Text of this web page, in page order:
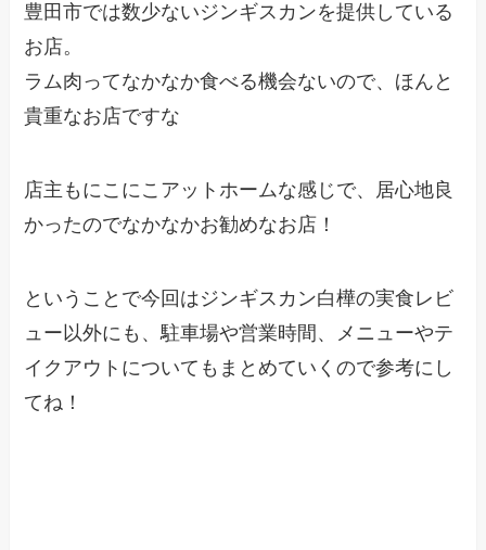
豊田市では数少ないジンギスカンを提供している
お店。
ラム肉ってなかなか食べる機会ないので、ほんと
貴重なお店ですな
店主もにこにこアットホームな感じで、居心地良
かったのでなかなかお勧めなお店！
ということで今回はジンギスカン白樺の実食レビ
ュー以外にも、駐車場や営業時間、メニューやテ
イクアウトについてもまとめていくので参考にし
てね！